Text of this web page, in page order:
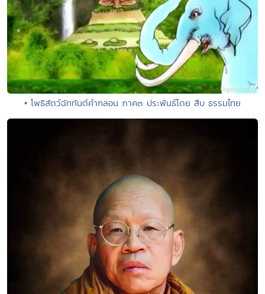
• โพธิสัตว์ฉัททันต์คำกลอน ภาค๓ ประพันธ์โดย สืบ ธรรมไทย